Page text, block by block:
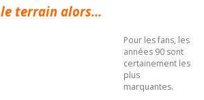
le terrain alors…
Pour les fans, les
années 90 sont
certainement les
plus
marquantes.